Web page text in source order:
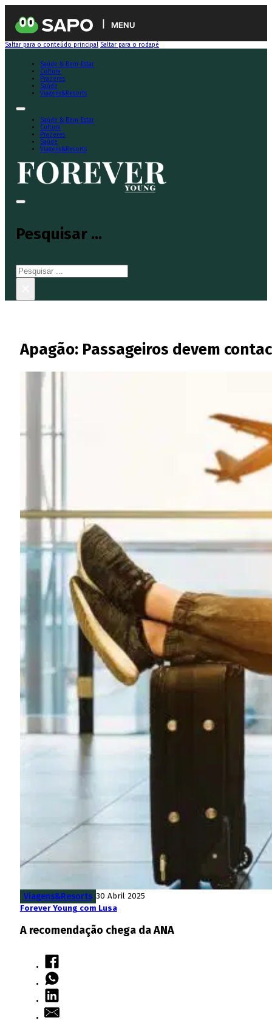
MENU
Saltar para o conteúdo principal Saltar para o rodapé
Saúde & Bem-Estar
Cultura
Prazeres
Saúde
Viagens&Resorts
Saúde & Bem-Estar
Cultura
Prazeres
Saúde
Viagens&Resorts
Pesquisar ...
Pesquisar
Apagão: Passageiros devem
Viagens&Resorts 30 Abril 2025
Forever Young com Lusa
A recomendação chega da ANA